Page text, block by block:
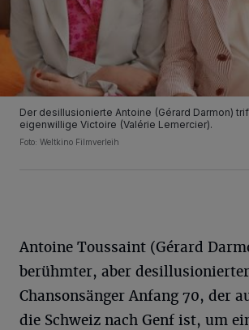
Der desillusionierte Antoine (Gérard Darmon)
eigenwillige Victoire (Valérie Lemercier).
Foto: Weltkino Filmverleih
Antoine Toussaint (Gérard
berühmter, aber desillusionierter
Chansonsänger Anfang 70, der
die Schweiz nach Genf ist, um